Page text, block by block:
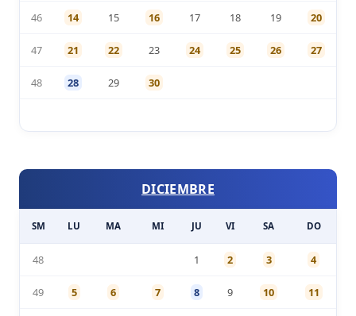
46 14 15 16 17 18 19 20
47 21 22 23 24 25 26 27
48 28 29 30
DICIEMBRE
SM LU MA MI JU VI SA DO
48 1 2 3 4
49 5 6 7 8 9 10 11